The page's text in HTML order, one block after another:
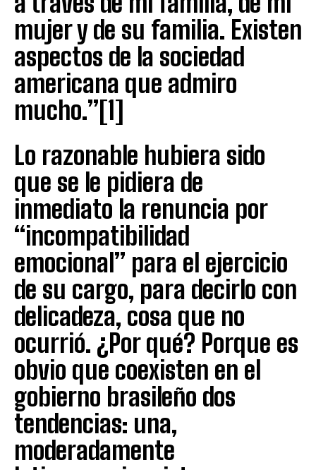
mujer y de su familia. Existen
aspectos de la sociedad
americana que admiro
mucho.”[1]
Lo razonable hubiera sido
que se le pidiera de
inmediato la renuncia por
“incompatibilidad
emocional” para el ejercicio
de su cargo, para decirlo con
delicadeza, cosa que no
ocurrió. ¿Por qué? Porque es
obvio que coexisten en el
gobierno brasileño dos
tendencias: una,
moderadamente